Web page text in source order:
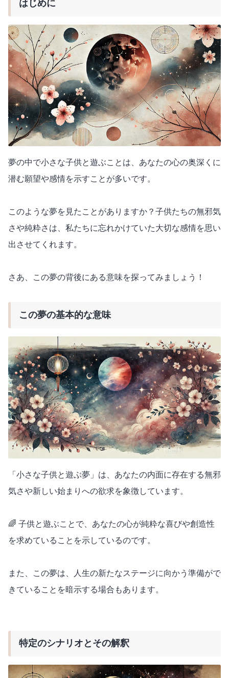
はじめに
夢の中で小さな子供と遊ぶことは、あなたの心の奥深くに
潜む願望や感情を示すことが多いです。
このような夢を見たことがありますか？子供たちの無邪気
さや純粋さは、私たちに忘れかけていた大切な感情を思い
出させてくれます。
さあ、この夢の背後にある意味を探ってみましょう！
この夢の基本的な意味
「小さな子供と遊ぶ夢」は、あなたの内面に存在する無邪
気さや新しい始まりへの欲求を象徴しています。
🌈 子供と遊ぶことで、あなたの心が純粋な喜びや創造性
を求めていることを示しているのです。
また、この夢は、人生の新たなステージに向かう準備がで
きていることを暗示する場合もあります。
特定のシナリオとその解釈